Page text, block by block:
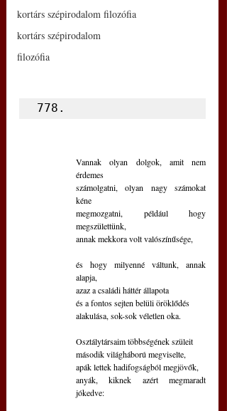
kortárs szépirodalom filozófia
kortárs szépirodalom
filozófia
778.
Vannak olyan dolgok, amit nem
érdemes
számolgatni, olyan nagy számokat
kéne
megmozgatni, például hogy
megszülettünk,
annak mekkora volt valószínűsége,
és hogy milyenné váltunk, annak
alapja,
azaz a családi háttér állapota
és a fontos sejten belüli öröklődés
alakulása, sok-sok véletlen oka.
Osztálytársaim többségének szüleit
második világháború megviselte,
apák lettek hadifogságból megjövők,
anyák, kiknek azért megmaradt
jókedve: